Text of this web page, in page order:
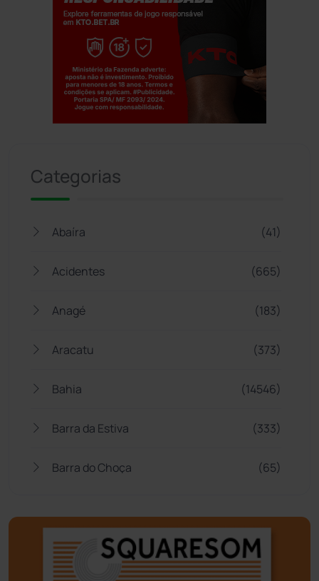
Categorias
Abaíra (41)
Acidentes (665)
Anagé (183)
Aracatu (373)
Bahia (14546)
Barra da Estiva (333)
Barra do Choça (65)
Bom Jesus da Lapa (510)